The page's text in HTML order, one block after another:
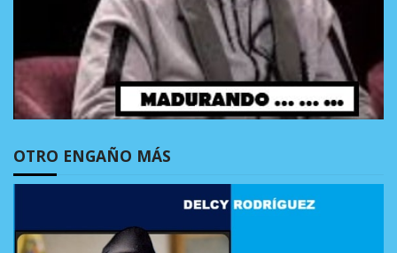
OTRO ENGAÑO MÁS